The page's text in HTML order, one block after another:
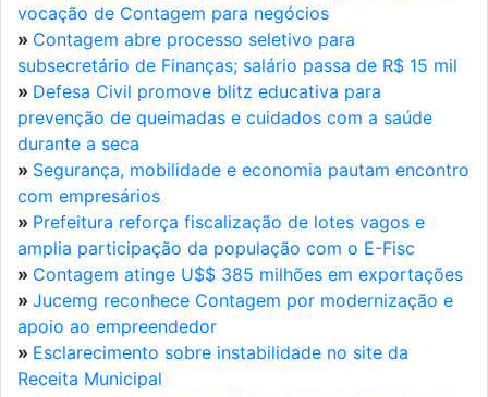
vocação de Contagem para negócios
» Contagem abre processo seletivo para
subsecretário de Finanças; salário passa de R$ 15 mil
» Defesa Civil promove blitz educativa para
prevenção de queimadas e cuidados com a saúde
durante a seca
» Segurança, mobilidade e economia pautam encontro
com empresários
» Prefeitura reforça fiscalização de lotes vagos e
amplia participação da população com o E-Fisc
» Contagem atinge U$$ 385 milhões em exportações
» Jucemg reconhece Contagem por modernização e
apoio ao empreendedor
» Esclarecimento sobre instabilidade no site da
Receita Municipal